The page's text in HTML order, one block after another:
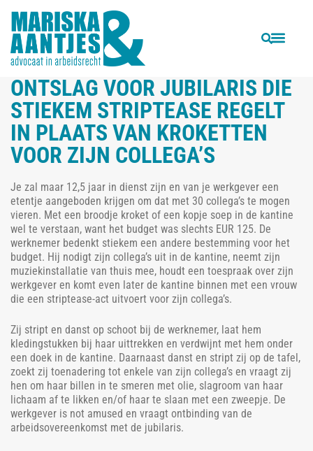
VORIGE VOLGENDE
ONTSLAG VOOR JUBILARIS DIE
STIEKEM STRIPTEASE REGELT
IN PLAATS VAN KROKETTEN
VOOR ZIJN COLLEGA’S
Je zal maar 12,5 jaar in dienst zijn en van je werkgever een
etentje aangeboden krijgen om dat met 30 collega’s te mogen
vieren. Met een broodje kroket of een kopje soep in de kantine
wel te verstaan, want het budget was slechts EUR 125. De
werknemer bedenkt stiekem een andere bestemming voor het
budget. Hij nodigt zijn collega’s uit in de kantine, neemt zijn
muziekinstallatie van thuis mee, houdt een toespraak over zijn
werkgever en komt even later de kantine binnen met een vrouw
die een striptease-act uitvoert voor zijn collega’s.
Zij stript en danst op schoot bij de werknemer, laat hem
kledingstukken bij haar uittrekken en verdwijnt met hem onder
een doek in de kantine. Daarnaast danst en stript zij op de tafel,
zoekt zij toenadering tot enkele van zijn collega’s en vraagt zij
hen om haar billen in te smeren met olie, slagroom van haar
lichaam af te likken en/of haar te slaan met een zweepje. De
werkgever is not amused en vraagt ontbinding van de
arbeidsovereenkomst met de jubilaris.